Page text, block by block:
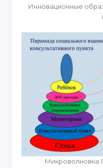
Инновационные
Микроволновка